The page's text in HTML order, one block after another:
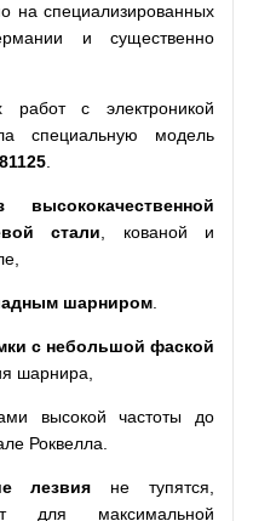
на специализированных
и существенно
работ с электроникой
специальную модель
высококачественной
стали , кованой и
шарниром
с небольшой фаской
шарнира,
высокой частоты до
Роквелла.
лезвия не тупятся,
для максимальной